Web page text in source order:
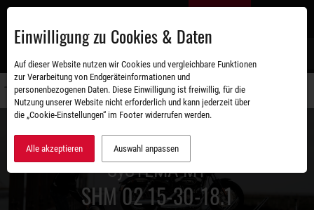
Zum
SySTEMA MT
SHM 02 15-30-18.1
Einwilligung zu Cookies & Daten
Auf dieser Website nutzen wir Cookies und vergleichbare Funktionen
zur Verarbeitung von Endgeräteinformationen und
personenbezogenen Daten. Diese Einwilligung ist freiwillig, für die
Nutzung unserer Website nicht erforderlich und kann jederzeit über
die „Cookie-Einstellungen“ im Footer widerrufen werden.
Alle akzeptieren Auswahl anpassen